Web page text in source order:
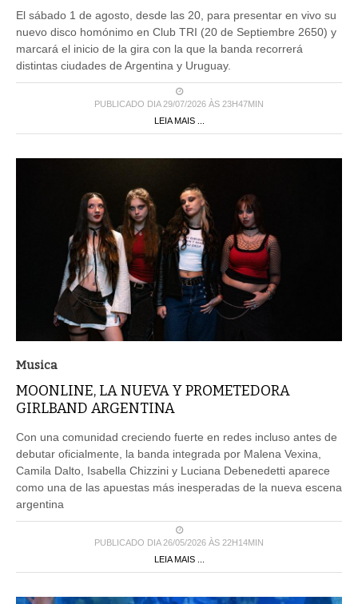
El sábado 1 de agosto, desde las 20, para presentar en vivo su
nuevo disco homónimo en Club TRI (20 de Septiembre 2650) y
marcará el inicio de la gira con la que la banda recorrerá
distintas ciudades de Argentina y Uruguay.
PUBLICADO DIA 29/07/2026 ÀS 23H47MIN
LEIA MAIS ...
Musica
MOONLINE, LA NUEVA Y PROMETEDORA
GIRLBAND ARGENTINA
Con una comunidad creciendo fuerte en redes incluso antes de
debutar oficialmente, la banda integrada por Malena Vexina,
Camila Dalto, Isabella Chizzini y Luciana Debenedetti aparece
como una de las apuestas más inesperadas de la nueva escena
argentina
PUBLICADO DIA 26/05/2026 ÀS 22H14MIN
LEIA MAIS ...